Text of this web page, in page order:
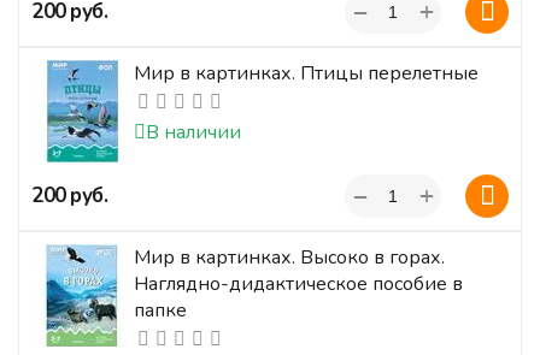
‍200‍руб. +
−
Мир в картинках. Птицы перелетные
В наличии
‍200‍руб. +
−
Мир в картинках. Высоко в горах.
Наглядно-дидактическое пособие в
папке